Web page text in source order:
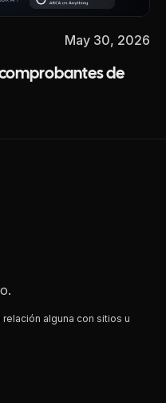
May 30, 2026
de
alguna con sitios u